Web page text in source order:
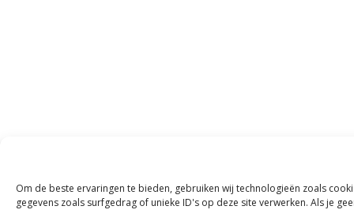
Om de beste ervaringen te bieden, gebruiken wij technologieën zoals
gegevens zoals surfgedrag of unieke ID's op deze site verwerken. Als je